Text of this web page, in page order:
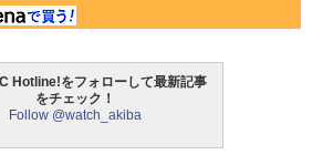
Hotline!をフォローして最新記事
をチェック！
Follow @watch_akiba